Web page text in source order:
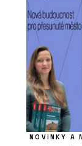
NOVINKY A